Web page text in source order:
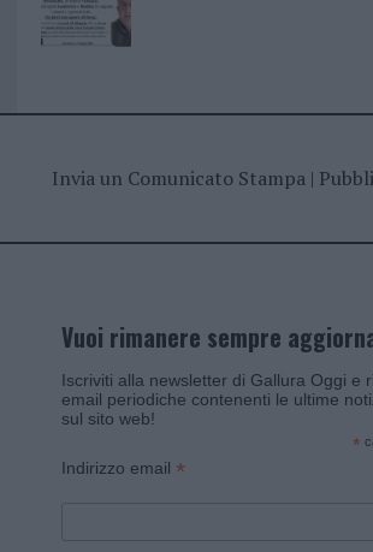
Invia un Comunicato Stampa|
Vuoi rimanere sempre
Iscriviti alla newsletter di Gallura Oggi e
email periodiche contenenti le ultime
sul sito web!
*
Indirizzo email *